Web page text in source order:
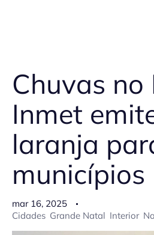
Chuvas no
Inmet
laranja
municípios
mar 16, 2025
Cidades Grande Natal Interior